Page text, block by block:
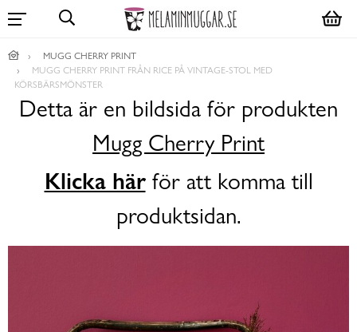
MUGG CHERRY PRINT
MUGG CHERRY PRINT FRÅN RICE PÅ VINTAGE-STOL MED
KÖRSBÄRSMÖNSTER
Detta är en bildsida för produkten
Mugg Cherry Print
Klicka härför att komma till
produktsidan.